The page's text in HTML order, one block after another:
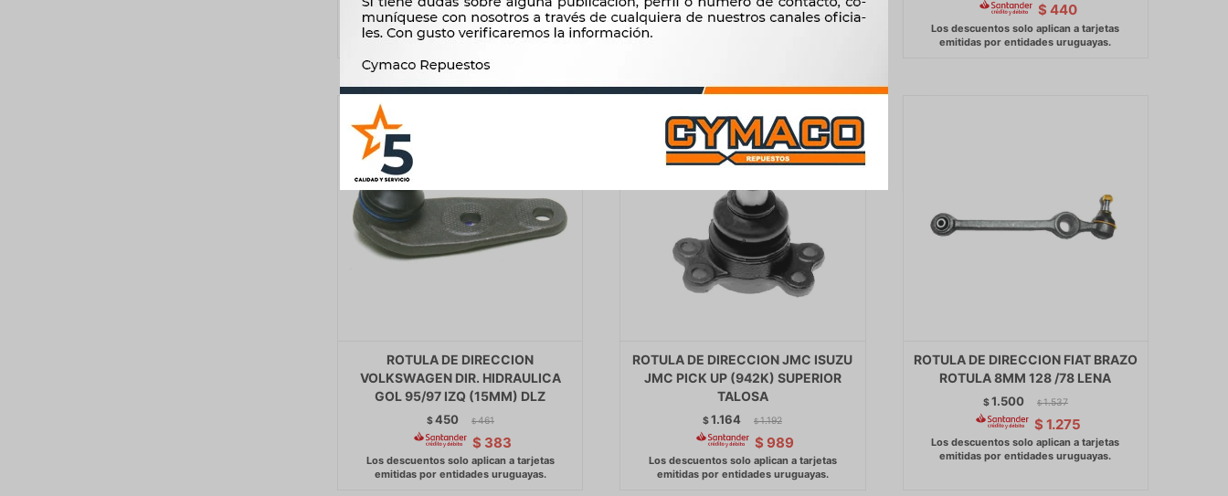
$136 $1.093 $ 440
ROTULA DE DIRECCION
VOLKSWAGEN DIR. HIDRAULICA
GOL 95/97 IZQ (15MM) DLZ
$450 $ 461
$ 383
ROTULA DE DIRECCION JMC ISUZU
JMC PICK UP (942K) SUPERIOR
TALOSA
$1.164 $ 1.192
$ 989
ROTULA DE DIRECCION FIAT BRAZO
ROTULA 8MM 128 /78 LENA
$1.500 $ 1.537
$ 1.275